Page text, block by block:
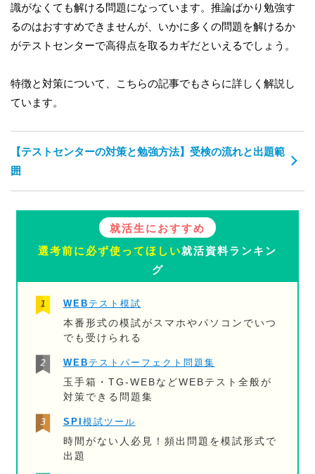
識がなくても解ける問題になっています。推論ばかり勉強す
るのはおすすめできませんが、いかに多くの問題を解けるか
がテストセンターで高得点を取るカギだといえるでしょう。
特徴と対策について、こちらの記事でもさらに詳しく解説し
ています。
【テストセンターの対策と勉強方法】受検の流れと出題範
囲
就活生におすすめ
選考前に必ず使ってほしい就活資料ランキン
グ
WEBテスト模試
本番形式の模試がスマホやパソコンでいつ
でも受けられる
WEBテストパーフェクト問題集
玉手箱・TG-WEBなどWEBテスト全般が
対策できる問題集
SPI模試ツール
時間がない人必見！頻出問題を模試形式で
出題